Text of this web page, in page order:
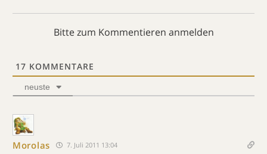
Bitte zum Kommentieren anmelden
17 KOMMENTARE
neuste
Morolas 7. Juli 2011 13:04